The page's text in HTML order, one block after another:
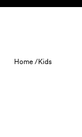
Skip to content
Home /Kids